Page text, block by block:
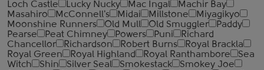
Loch Castle
Lucky Nucky Mac Ingal
Machir Bay
Masahiro
McConnell's Midai Millstone
Miyagikyo
Moonshine Runners
Old Mull Old Smuggler
Paddy
Pearse
Peat Chimney Powers Puni
Richard
Chancellor
Richardson Robert Burns
Royal Brackla
Royal Green
Royal Highland Royal Ranthambore
Sea
Witch
Shin Silver Seal Smokestack
Smokey Joe